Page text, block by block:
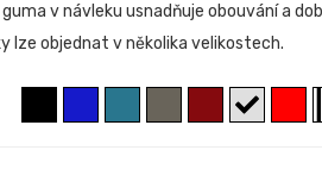
guma v návleku usnadňuje obouvání a
lze objednat v několika velikostech.